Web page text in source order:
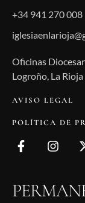
+34 941 270 008
Oficinas
Logroño, La Rioja
AVISO LEGAL
POLÍTICA DE